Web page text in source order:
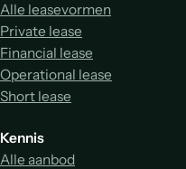
Alle leasevormen
Private lease
Financial lease
Operational lease
Short lease
Kennis
Alle aanbod